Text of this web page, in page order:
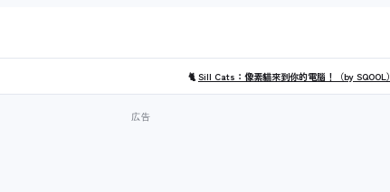
🐈Sill Cats：像素貓來到你的電腦！（by SQOOL）